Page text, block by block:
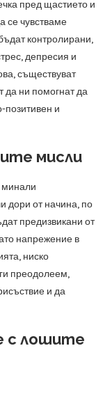
пред щастието и
се чувстваме
контролирани,
депресия и
съществуват
да ни помогнат да
позитивен и
мисли
минали
дори от начина, по
предизвикани от
напрежение в
ниско
преодолеем,
и да
с лошите